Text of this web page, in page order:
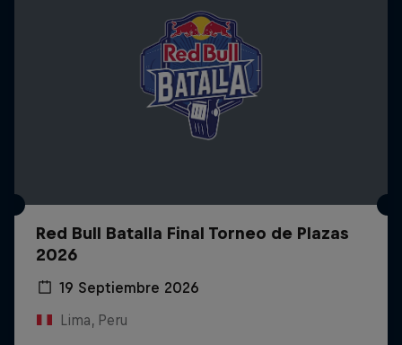
Red Bull Batalla Final Torneo de Plazas
2026
19 Septiembre 2026
Lima, Peru